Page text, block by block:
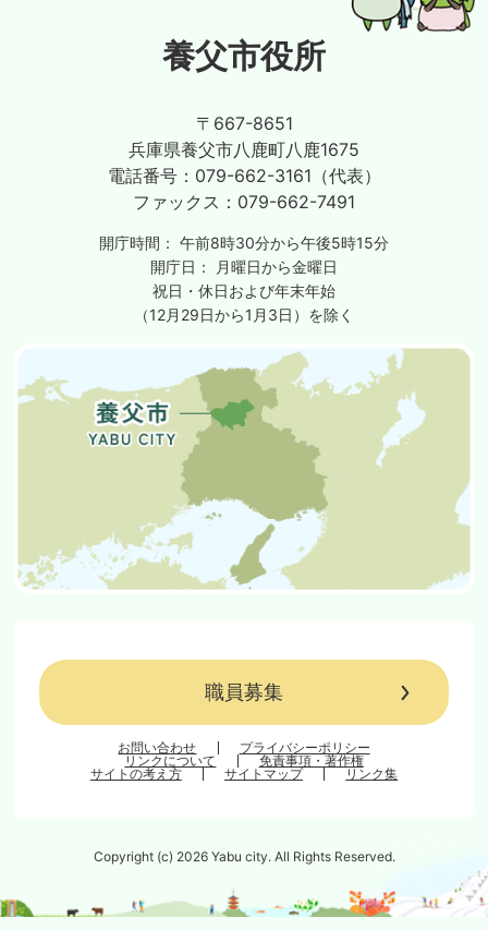
養父市役所
〒667-8651
兵庫県養父市八鹿町八鹿1675
電話番号： 079-662-3161（代表）
ファックス： 079-662-7491
開庁時間： 午前8時30分から午後5時15分
開庁日：
月曜日から金曜日
祝日・休日および年末年始
（12月29日から1月3日）を除く
職員募集
お問い合わせ
プライバシーポリシー
リンクについて
免責事項・著作権
サイトの考え方
サイトマップ リンク集
Copyright (c) 2026 Yabu city. All Rights Reserved.